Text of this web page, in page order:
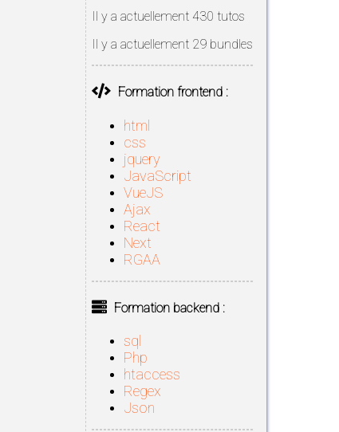
Il y a actuellement 430 tutos
Il y a actuellement 29 bundles
Formation frontend :
html
css
jquery
JavaScript
VueJS
Ajax
React
Next
RGAA
Formation backend :
sql
Php
htaccess
Regex
Json